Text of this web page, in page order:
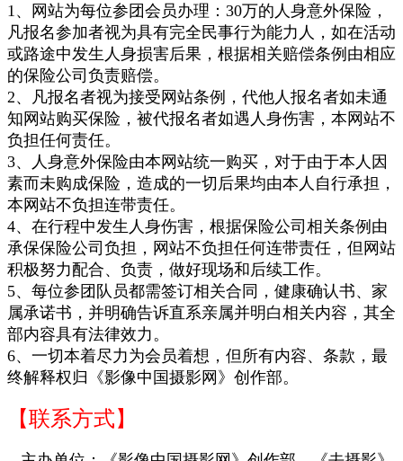
1、网站为每位参团会员办理：30万的人身意外保险，
凡报名参加者视为具有完全民事行为能力人，如在活动
或路途中发生人身损害后果，根据相关赔偿条例由相应
的保险公司负责赔偿。
2、凡报名者视为接受网站条例，代他人报名者如未通
知网站购买保险，被代报名者如遇人身伤害，本网站不
负担任何责任。
3、人身意外保险由本网站统一购买，对于由于本人因
素而未购成保险，造成的一切后果均由本人自行承担，
本网站不负担连带责任。
4、在行程中发生人身伤害，根据保险公司相关条例由
承保保险公司负担，网站不负担任何连带责任，但网站
积极努力配合、负责，做好现场和后续工作。
5、每位参团队员都需签订相关合同，健康确认书、家
属承诺书，并明确告诉直系亲属并明白相关内容，其全
部内容具有法律效力。
6、一切本着尽力为会员着想，但所有内容、条款，最
终解释权归《影像中国摄影网》创作部。
【联系方式】